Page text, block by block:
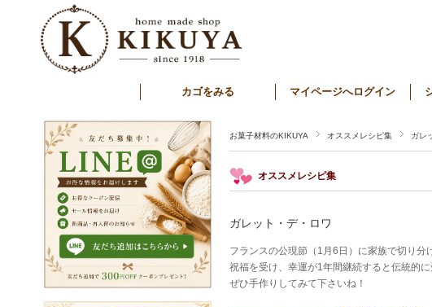
カゴをみる マイページへログイン
お菓子材料のKIKUYA オススメレシピ集 ガレ
オススメレシピ集
ガレット・デ・ロワ
フランスの公現節（1月6日）に家族で切り分
祝福を受け、幸運が1年間継続すると伝統的
ぜひ手作りしてみて下さいね！